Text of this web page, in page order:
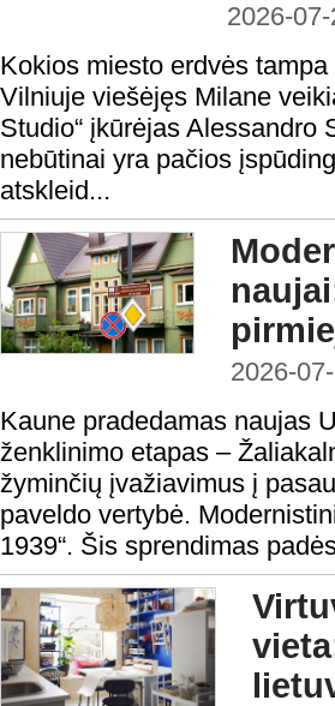
2026-
Kokios miesto erdvės
Vilniuje viešėjęs Milane
Studio“ įkūrėjas Alessandro
nebūtinai yra pačios
atskleid...
2026-
Kaune pradedamas naujas
ženklinimo etapas –
žyminčių įvažiavimus į
paveldo vertybė.
1939“. Šis sprendimas